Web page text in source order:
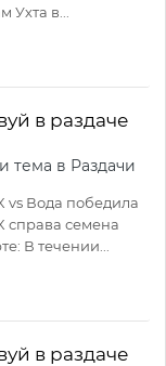
в...
в раздаче
тема в Раздачи
vs Вода победила
справа семена
В течении...
в раздаче